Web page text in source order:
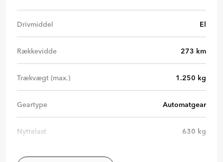
Drivmiddel El
Rækkevidde 273 km
Trækvægt (max.) 1.250 kg
Geartype Automatgear
Nyttelast 630 kg